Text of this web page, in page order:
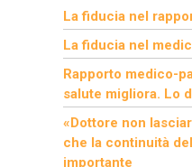
La fiducia nel
La fiducia nel
Rapporto medico-
salute migliora. Lo
«Dottore non
che la continuità
importante